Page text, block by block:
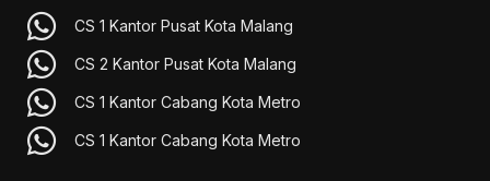
CS 1 Kantor Pusat Kota Malang
CS 2 Kantor Pusat Kota Malang
CS 1 Kantor Cabang Kota Metro
CS 1 Kantor Cabang Kota Metro